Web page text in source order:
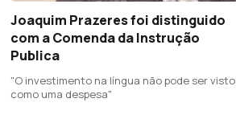
Joaquim Prazeres foi distinguido
com a Comenda da Instrução
Publica
"O investimento na língua não pode ser visto
como uma despesa"